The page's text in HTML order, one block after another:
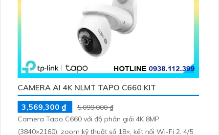
CAMERA AI 4K NLMT TAPO C660 KIT
3,569,300 ₫
5,099,000 ₫
Camera Tapo C660 với độ phân giải 4K 8MP
(3840×2160), zoom kỹ thuật số 18×, kết nối Wi-Fi 2. 4/5